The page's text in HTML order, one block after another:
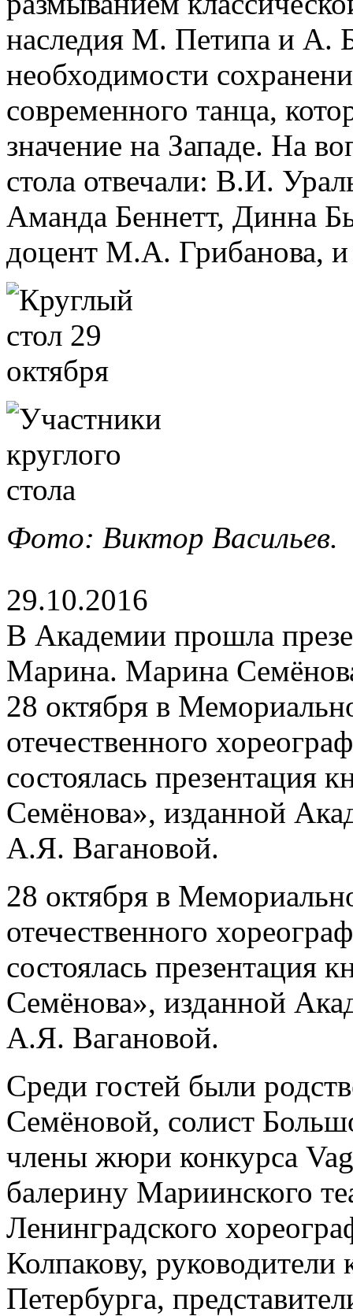
наследия М. Петипа и А.
необходимости
современного танца,
значение на Западе. На
стола отвечали: В.И.
Аманда Беннетт, Динна
доцент М.А. Грибанова, и
Фото: Виктор Васильев.
29.10.2016
В Академии прошла
Марина. Марина
28 октября в
отечественного
состоялась презентация
Семёнова», изданной
А.Я. Вагановой.
28 октября в
отечественного
состоялась презентация
Семёнова», изданной
А.Я. Вагановой.
Среди гостей были
Семёновой, солист
члены жюри конкурса
балерину Мариинского
Ленинградского
Колпакову,
Петербурга,